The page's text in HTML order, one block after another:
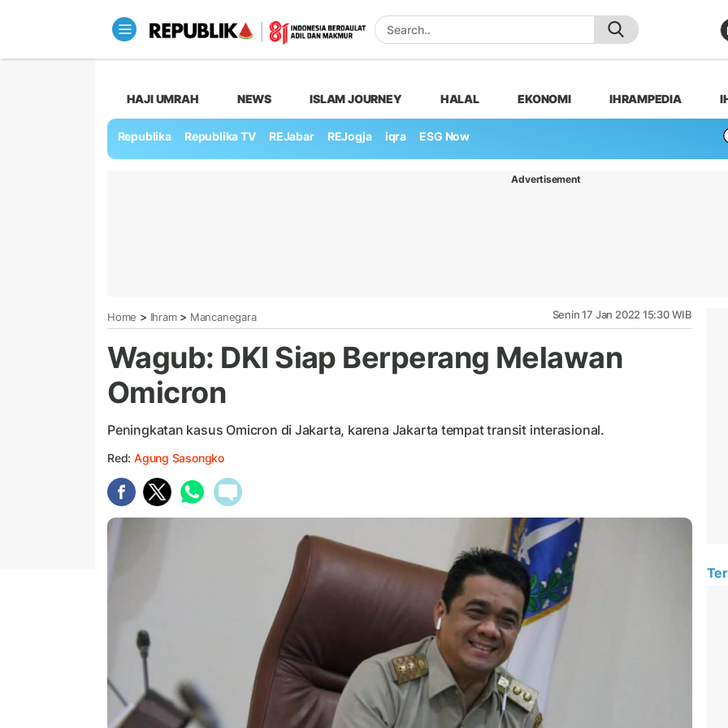
HAJI UMRAH NEWS ISLAM JOURNEY HALAL EKONOMI IHRAMPEDIA
Republika Republika TV REJabar REJogja iqra ESG Now
Advertisement
Home > Ihram> Mancanegara Senin 17 Jan 2022 15:30 WIB
Wagub: DKI Siap Berperang Melawan
Omicron
Peningkatan kasus Omicron di Jakarta, karena Jakarta tempat transit interasional.
Red: Agung Sasongko